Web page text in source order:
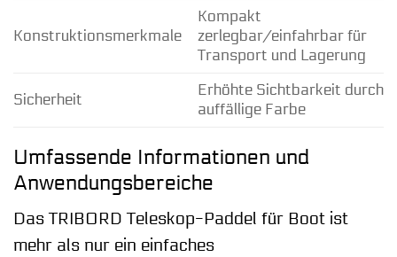
Konstruktionsmerkmale
Kompakt
zerlegbar/einfahrbar für
Transport und Lagerung
Sicherheit
Erhöhte Sichtbarkeit durch
auffällige Farbe
Umfassende Informationen und
Anwendungsbereiche
Das TRIBORD Teleskop-Paddel für Boot ist
mehr als nur ein einfaches